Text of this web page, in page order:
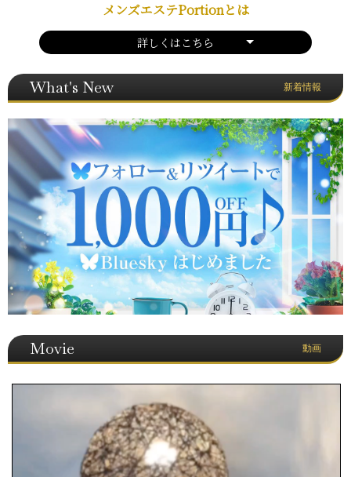
メンズエステPortionとは
詳しくはこちら
What's New 新着情報
Movie 動画